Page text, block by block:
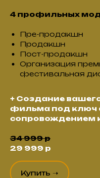
4 профильных
Пре-продакшн
Продакшн
Пост-продакшн
Организация
фестивальная
+ Создание
фильма под ключ
сопровождением
34 999 р
29 999 р
Купить ➝